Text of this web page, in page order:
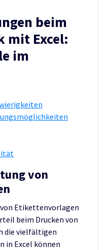
beim
mit Excel:
im
von
Etikettenvorlagen
beim Drucken von
die vielfältigen
in Excel können